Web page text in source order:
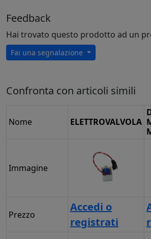
Feedback
Hai trovato questo prodotto ad un
Fai una segnalazione
Confronta con articoli simili
Nome ELETTROVALVOLA
Immagine
Prezzo
Accedi o
registrati